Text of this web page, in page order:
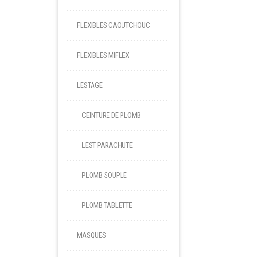
FLEXIBLES CAOUTCHOUC
FLEXIBLES MIFLEX
LESTAGE
CEINTURE DE PLOMB
LEST PARACHUTE
PLOMB SOUPLE
PLOMB TABLETTE
MASQUES